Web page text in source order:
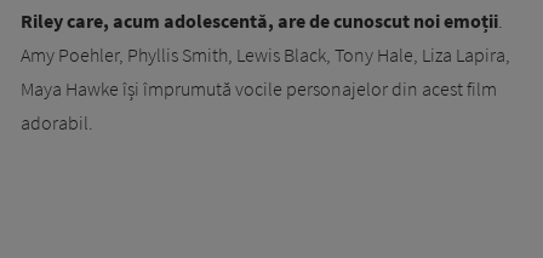
Riley care, acum adolescentă, are de cunoscut noi emoții
Amy Poehler, Phyllis Smith, Lewis Black, Tony Hale, Liza Lapira,
Maya Hawke își împrumută vocile personajelor din acest film
adorabil.